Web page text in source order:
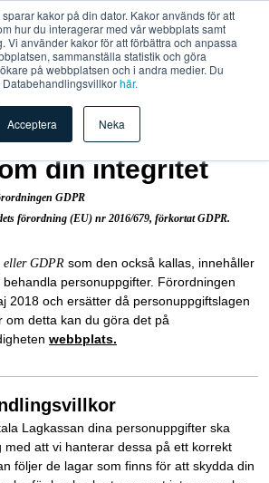
kakor på din dator. Kakor används för att
hur du interagerar med vår webbplats samt
Vi använder kakor för att förbättra och anpassa
sammanställa statistik och göra
på webbplatsen och i andra medier. Du
här.
Acceptera Neka
din integritet
GDPR
förordning (EU) nr 2016/679, förkortat GDPR.
eller GDPR som den också kallas, innehåller
personuppgifter. Förordningen
2018 och ersätter då personuppgiftslagen
om detta kan du göra det på
webbplats.
Lagkassan dina personuppgifter ska
med att vi hanterar dessa på ett korrekt
följer de lagar som finns för att skydda din